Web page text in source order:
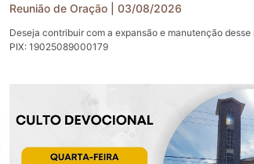
Reunião de Oração | 03/08/2026
Deseja contribuir com a expansão e manutenção desse
PIX: 19025089000179
Acessem e sigam-nos também em nossas Redes
Facebook: https://www.facebook.com/1IPJF
Instagram: https://www.instagram.com/1ipjf/
Twitter: https://twitter.com/1_ipjf
Site: http://www.presbiteriana.com.br